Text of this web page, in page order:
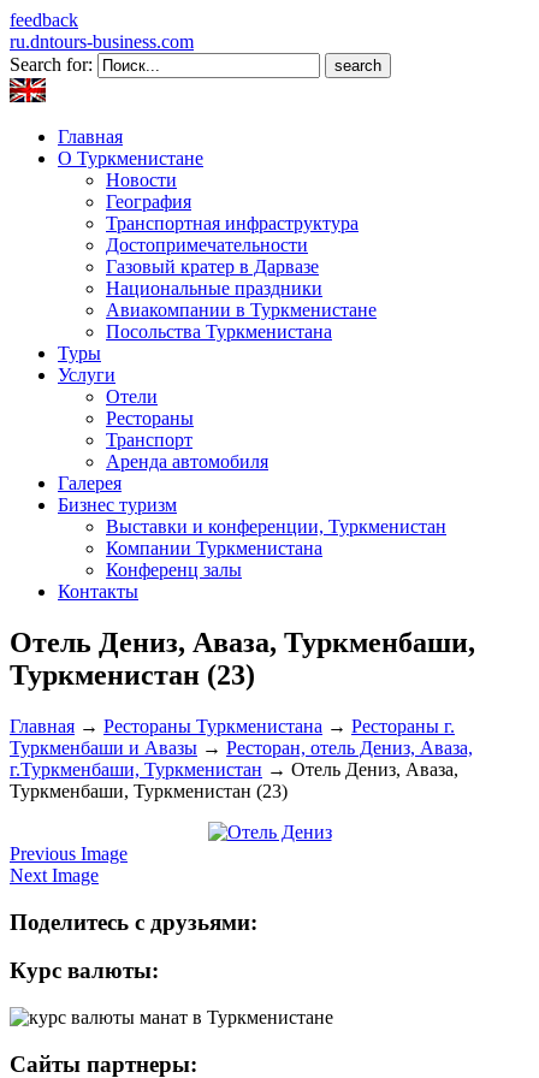
feedback
ru.dntours-business.com
Search for:
Главная
О Туркменистане
Новости
География
Транспортная инфраструктура
Достопримечательности
Газовый кратер в Дарвазе
Национальные праздники
Авиакомпании в Туркменистане
Посольства Туркменистана
Туры
Услуги
Отели
Рестораны
Транспорт
Аренда автомобиля
Галерея
Бизнес туризм
Выставки и конференции, Туркменистан
Компании Туркменистана
Конференц залы
Контакты
Отель Дениз, Аваза, Туркменбаши,
Туркменистан (23)
Главная → Рестораны Туркменистана → Рестораны г.
Туркменбаши и Авазы → Ресторан, отель Дениз, Аваза,
г.Туркменбаши, Туркменистан → Отель Дениз, Аваза,
Туркменбаши, Туркменистан (23)
Previous Image
Next Image
Поделитесь с друзьями:
Курс валюты:
Сайты партнеры: